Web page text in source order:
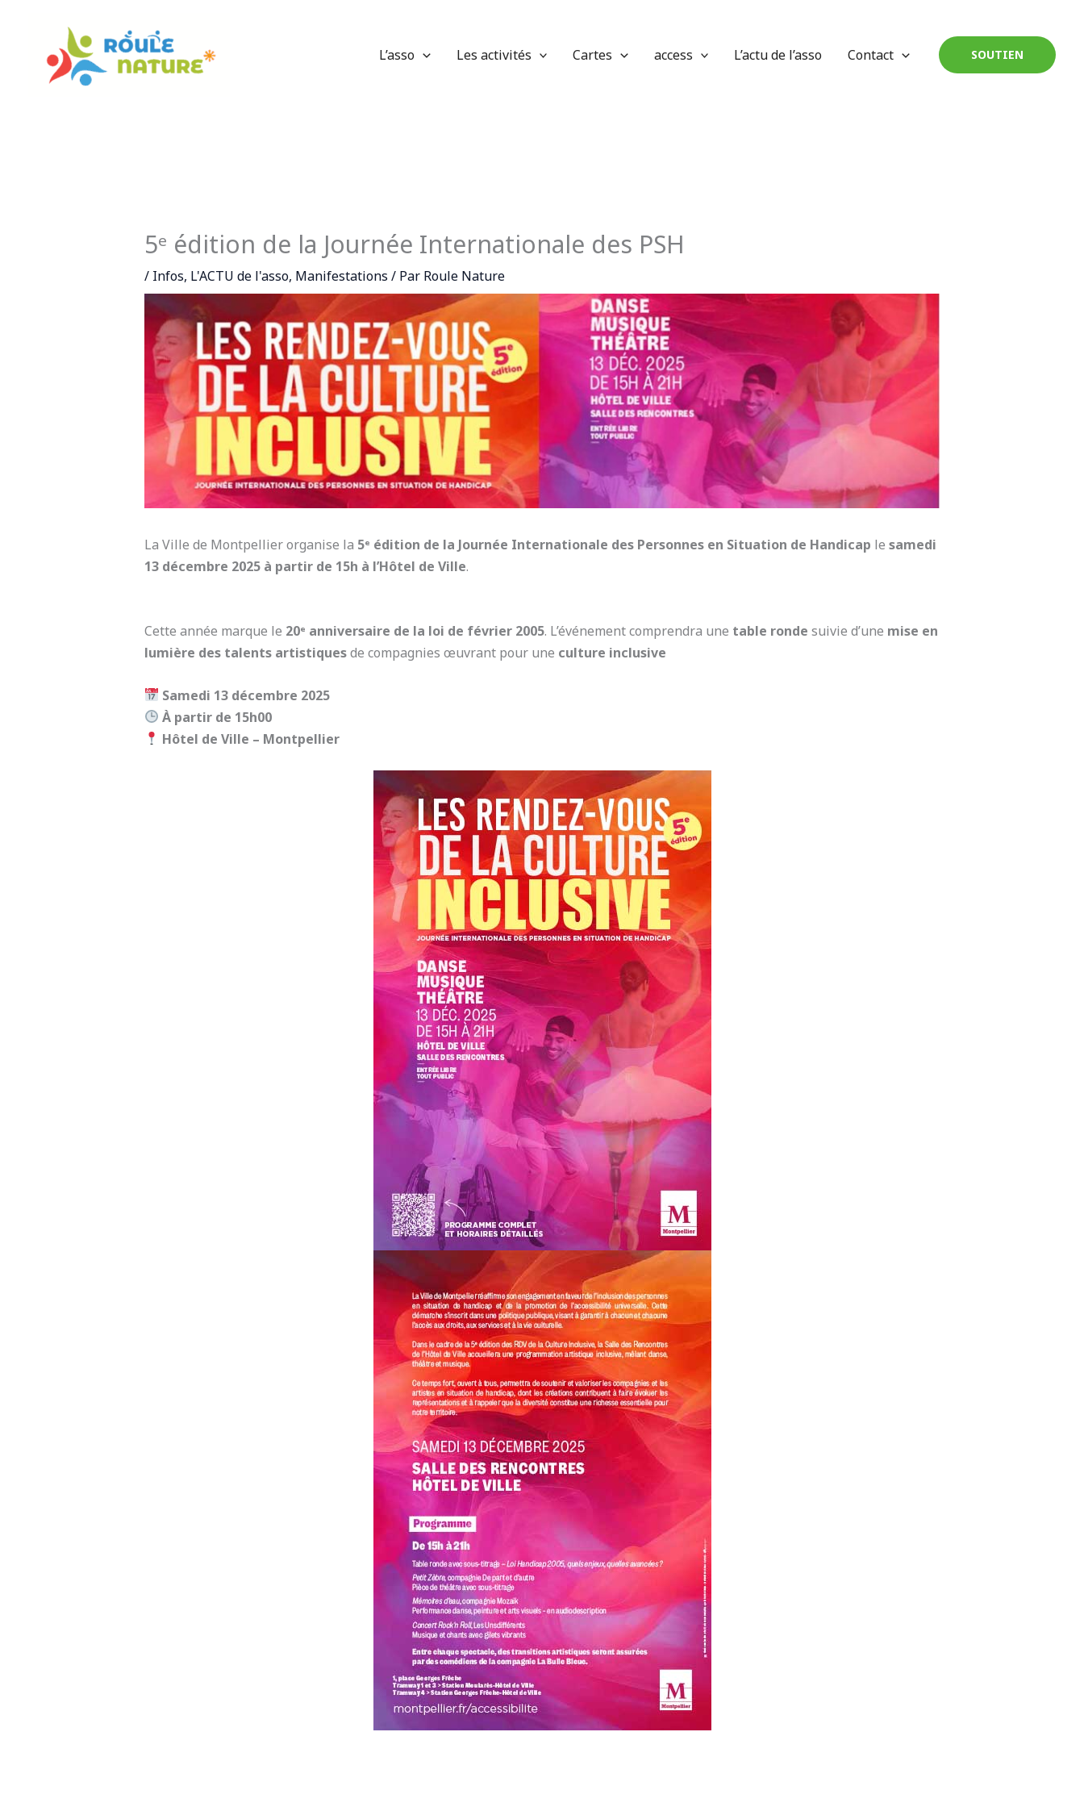
contenu
L’asso Les activités Cartes access L’actu de l’asso Contact SOUTIEN
5ᵉ édition de la Journée Internationale des PSH
/ Infos, L'ACTU de l'asso, Manifestations / Par Roule Nature
La Ville de Montpellier organise la 5ᵉ édition de la Journée Internationale des Personnes en Situation de Handicap le samedi
13 décembre 2025 à partir de 15h à l’Hôtel de Ville.
Cette année marque le 20ᵉ anniversaire de la loi de février 2005. L’événement comprendra une table ronde suivie d’une mise en
lumière des talents artistiquesde compagnies œuvrant pour une culture inclusive
Samedi 13 décembre 2025
À partir de 15h00
Hôtel de Ville – Montpellier